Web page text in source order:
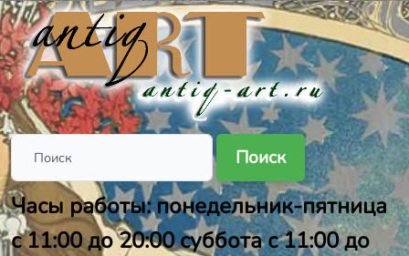
Поиск
Часы работы: понедельник-пятница
с 11:00 до 20:00 суббота с 11:00 до